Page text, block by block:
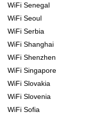
WiFi Senegal
WiFi Seoul
WiFi Serbia
WiFi Shanghai
WiFi Shenzhen
WiFi Singapore
WiFi Slovakia
WiFi Slovenia
WiFi Sofia